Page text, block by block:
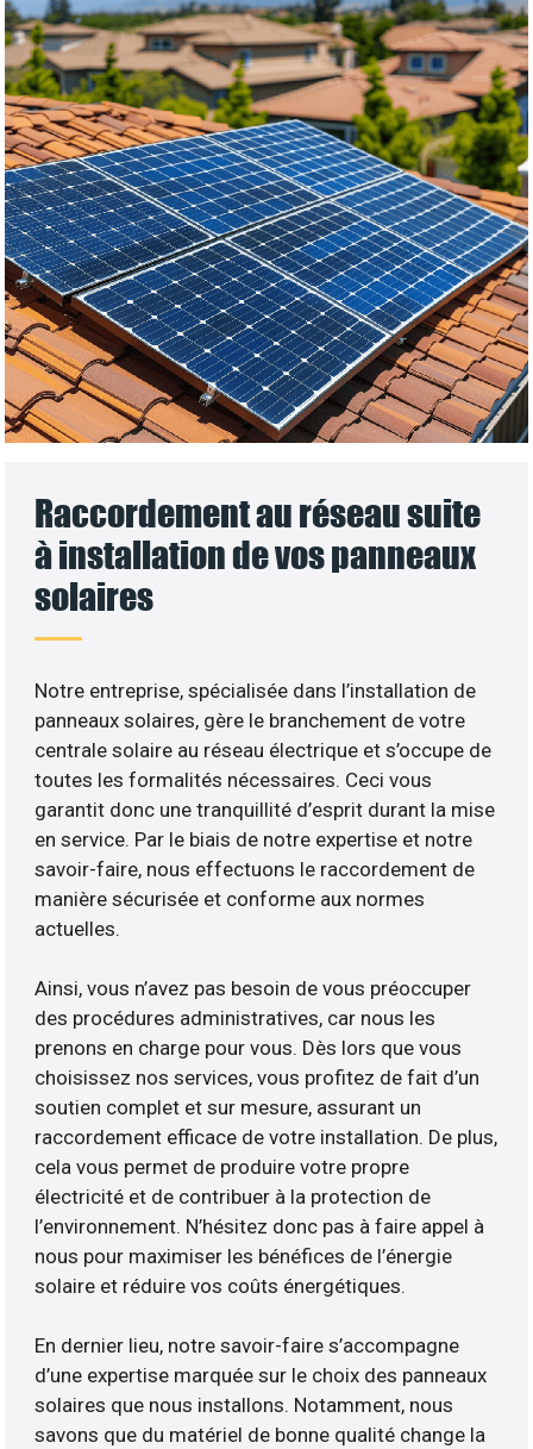
Raccordement au réseau suite
à installation de vos panneaux
solaires
Notre entreprise, spécialisée dans l’installation de
panneaux solaires, gère le branchement de votre
centrale solaire au réseau électrique et s’occupe de
toutes les formalités nécessaires. Ceci vous
garantit donc une tranquillité d’esprit durant la mise
en service. Par le biais de notre expertise et notre
savoir-faire, nous effectuons le raccordement de
manière sécurisée et conforme aux normes
actuelles.
Ainsi, vous n’avez pas besoin de vous préoccuper
des procédures administratives, car nous les
prenons en charge pour vous. Dès lors que vous
choisissez nos services, vous profitez de fait d’un
soutien complet et sur mesure, assurant un
raccordement efficace de votre installation. De plus,
cela vous permet de produire votre propre
électricité et de contribuer à la protection de
l’environnement. N’hésitez donc pas à faire appel à
nous pour maximiser les bénéfices de l’énergie
solaire et réduire vos coûts énergétiques.
En dernier lieu, notre savoir-faire s’accompagne
d’une expertise marquée sur le choix des panneaux
solaires que nous installons. Notamment, nous
savons que du matériel de bonne qualité change la